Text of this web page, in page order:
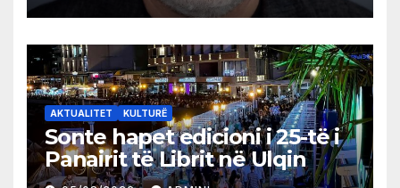
AKTUALITET KULTURË
Sonte hapet edicioni i 25-të i
Panairit të Librit në Ulqin